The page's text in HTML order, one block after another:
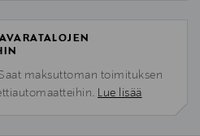
maksuttoman toimituksen
Lue lisää